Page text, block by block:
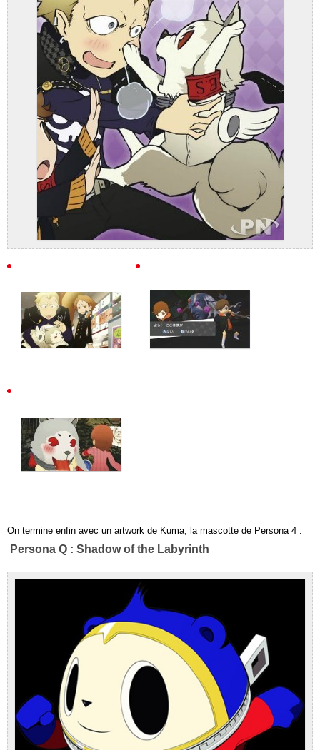
On termine enfin avec un artwork de Kuma, la mascotte de Persona 4 :
Persona Q : Shadow of the Labyrinth